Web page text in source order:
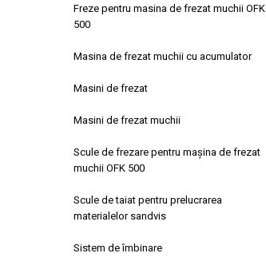
Freze pentru masina de frezat muchii OFK
500
Masina de frezat muchii cu acumulator
Masini de frezat
Masini de frezat muchii
Scule de frezare pentru maşina de frezat
muchii OFK 500
Scule de taiat pentru prelucrarea
materialelor sandvis
Sistem de îmbinare